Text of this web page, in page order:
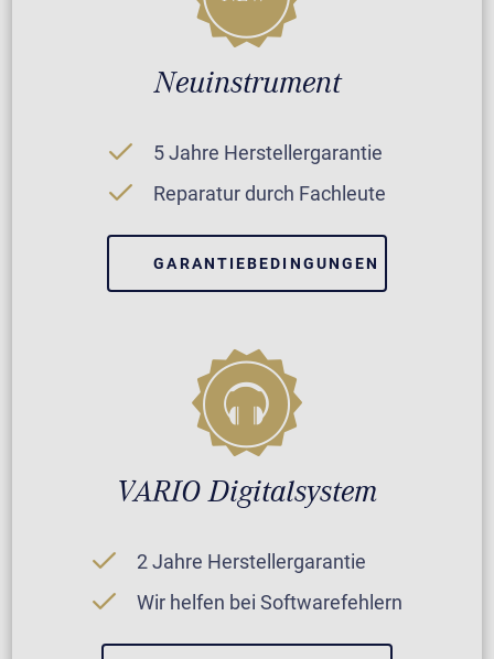
Neuinstrument
5 Jahre Herstellergarantie
Reparatur durch Fachleute
GARANTIEBEDINGUNGEN
VARIO Digitalsystem
2 Jahre Herstellergarantie
Wir helfen bei Softwarefehlern